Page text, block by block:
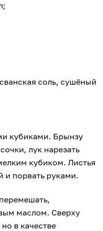
соль, сушёный
кубиками. Брынзу
лук нарезать
кубиком. Листья
и порвать руками.
маслом. Сверху
в качестве